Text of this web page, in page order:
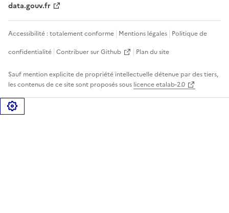
data.gouv.fr
Accessibilité : totalement conforme Mentions légales Politique de
confidentialité Contribuer sur Github Plan du site
Sauf mention explicite de propriété intellectuelle détenue par des tiers,
les contenus de ce site sont proposés sous licence etalab-2.0
Gérer les cookies